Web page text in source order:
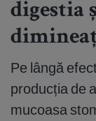
digestia
Pe lângă
producția de
mucoasa